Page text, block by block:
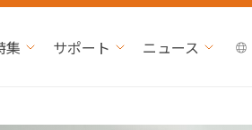
集 サポート ニュース